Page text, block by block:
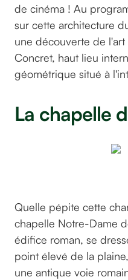
de cinéma ! Au
sur cette architecture
une découverte de l'art
Concret, haut lieu
géométrique situé à
La chapelle
Quelle pépite cette
chapelle Notre-Dame
édifice roman, se
point élevé de la
une antique voie